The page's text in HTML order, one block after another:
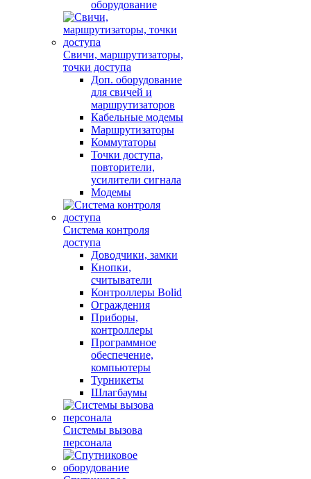
оборудование
Свичи, маршрутизаторы,
точки доступа
Доп. оборудование
для свичей и
маршрутизаторов
Кабельные модемы
Маршрутизаторы
Коммутаторы
Точки доступа,
повторители,
усилители сигнала
Модемы
Система контроля
доступа
Доводчики, замки
Кнопки,
считыватели
Контроллеры Bolid
Ограждения
Приборы,
контроллеры
Программное
обеспечение,
компьютеры
Турникеты
Шлагбаумы
Системы вызова
персонала